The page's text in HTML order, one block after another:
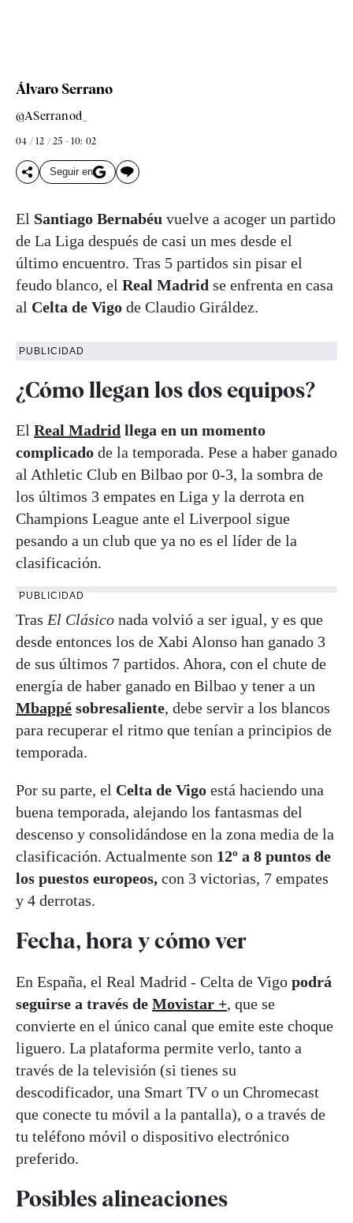
Álvaro Serrano
@ASerranod_
04 / 12 / 25 - 10: 02
Seguir en
El Santiago Bernabéu vuelve a acoger un partido
de La Liga después de casi un mes desde el
último encuentro. Tras 5 partidos sin pisar el
feudo blanco, el Real Madrid se enfrenta en casa
al Celta de Vigo de Claudio Giráldez.
PUBLICIDAD
¿Cómo llegan los dos equipos?
El Real Madrid llega en un momento
complicado de la temporada. Pese a haber ganado
al Athletic Club en Bilbao por 0-3, la sombra de
los últimos 3 empates en Liga y la derrota en
Champions League ante el Liverpool sigue
pesando a un club que ya no es el líder de la
clasificación.
PUBLICIDAD
Tras El Clásico nada volvió a ser igual, y es que
desde entonces los de Xabi Alonso han ganado 3
de sus últimos 7 partidos. Ahora, con el chute de
energía de haber ganado en Bilbao y tener a un
Mbappé sobresaliente, debe servir a los blancos
para recuperar el ritmo que tenían a principios de
temporada.
Por su parte, el Celta de Vigo está haciendo una
buena temporada, alejando los fantasmas del
descenso y consolidándose en la zona media de la
clasificación. Actualmente son 12º a 8 puntos de
los puestos europeos, con 3 victorias, 7 empates
y 4 derrotas.
Fecha, hora y cómo ver
En España, el Real Madrid - Celta de Vigo podrá
seguirse a través de Movistar +, que se
convierte en el único canal que emite este choque
liguero. La plataforma permite verlo, tanto a
través de la televisión (si tienes su
descodificador, una Smart TV o un Chromecast
que conecte tu móvil a la pantalla), o a través de
tu teléfono móvil o dispositivo electrónico
preferido.
Posibles alineaciones